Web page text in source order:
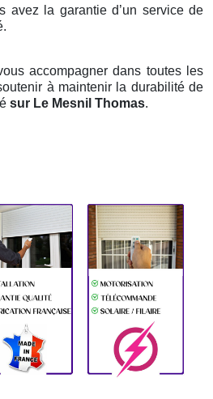
avez la garantie d’un service de
accompagner dans toutes les
à maintenir la durabilité de
sur Le Mesnil Thomas.